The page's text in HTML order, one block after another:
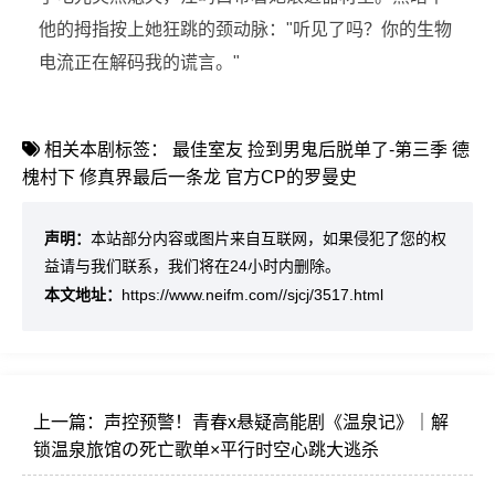
他的拇指按上她狂跳的颈动脉："听见了吗？你的生物
电流正在解码我的谎言。"
相关本剧标签： 最佳室友 捡到男鬼后脱单了-第三季 德
槐村下 修真界最后一条龙 官方CP的罗曼史
声明： 本站部分内容或图片来自互联网，如果侵犯了您的权
益请与我们联系，我们将在24小时内删除。
本文地址： https://www.neifm.com//sjcj/3517.html
上一篇： 声控预警！青春x悬疑高能剧《温泉记》｜解
锁温泉旅馆の死亡歌单×平行时空心跳大逃杀